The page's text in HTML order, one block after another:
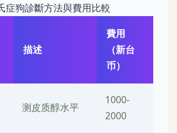
症狗診斷方法與費用比較
描述
費用
（新台
币）
测皮质醇水平
1000-
2000